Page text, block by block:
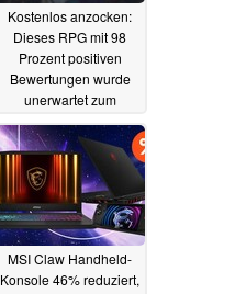
Kostenlos anzocken:
Dieses RPG mit 98
Prozent positiven
Bewertungen wurde
unerwartet zum
meistverkauften Spiel
auf Steam
06.06.2025
MSI Claw Handheld-
Konsole 46% reduziert,